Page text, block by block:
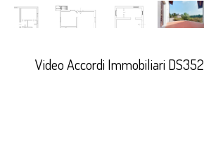
Video Accordi Immobiliari DS352